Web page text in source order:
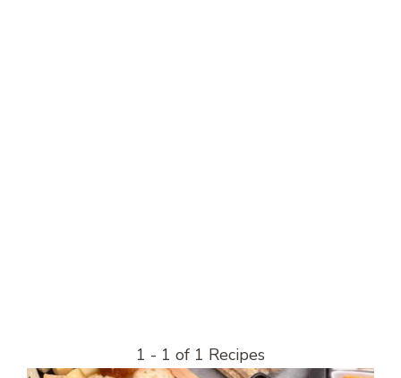
1 - 1 of 1 Recipes